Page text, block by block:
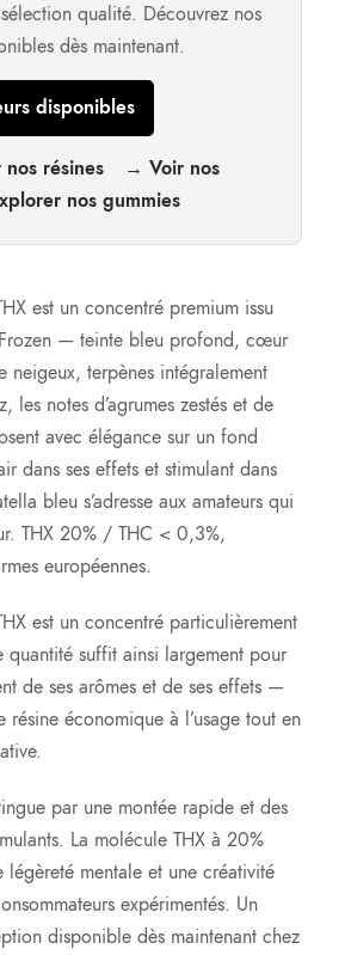
qualité. Découvrez nos
dès maintenant.
disponibles
résines
→ Voir nos
nos gummies
est un concentré premium issu
Frozen — teinte bleu profond, cœur
neigeux, terpènes intégralement
les notes d’agrumes zestés et de
avec élégance sur un fond
dans ses effets et stimulant dans
bleu s’adresse aux amateurs qui
THX 20% / THC < 0,3%,
européennes.
est un concentré particulièrement
quantité suffit ainsi largement pour
de ses arômes et de ses effets —
économique à l’usage tout en
par une montée rapide et des
La molécule THX à 20%
mentale et une créativité
expérimentés. Un
disponible dès maintenant chez